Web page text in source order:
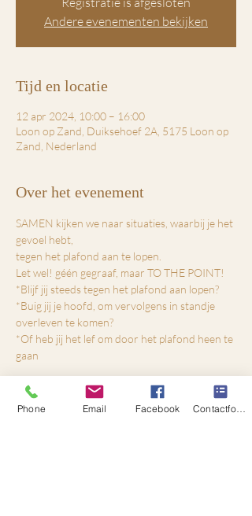
Andere evenementen bekijken
Tijd en locatie
12 apr 2024, 10:00 – 16:00
Loon op Zand, Duiksehoef 2A, 5175 Loon op
Zand, Nederland
Over het evenement
SAMEN kijken we naar situaties, waarbij je het
gevoel hebt,
tegen het plafond aan te lopen.
Let wel! géén gegraaf, maar TO THE POINT!
*Blijf jij steeds tegen het plafond aan lopen?
*Buig jij je hoofd, om vervolgens in standje
overleven te komen?
*Of heb jij het lef om door het plafond heen te
gaan
Meer weergeven
Phone Email Facebook Contactformulier